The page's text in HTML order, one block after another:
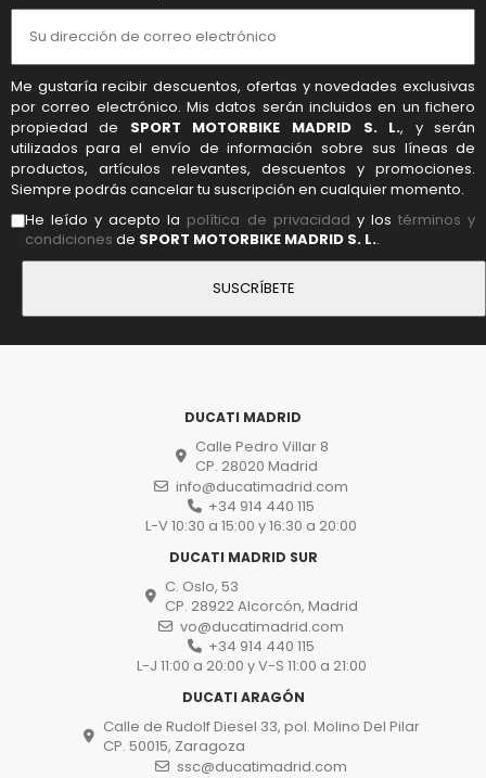
Me gustaría recibir descuentos, ofertas y novedades exclusivas
por correo electrónico. Mis datos serán incluidos en un fichero
propiedad de SPORT MOTORBIKE MADRID S. L., y serán
utilizados para el envío de información sobre sus líneas de
productos, artículos relevantes, descuentos y promociones.
Siempre podrás cancelar tu suscripción en cualquier momento.
He leído y acepto la política de privacidad y lostérminos y
condiciones de SPORT MOTORBIKE MADRID S. L..
DUCATI MADRID
Calle Pedro Villar 8
CP. 28020 Madrid
info@ducatimadrid.com
+34 914 440 115
L-V 10:30 a 15:00 y 16:30 a 20:00
DUCATI MADRID SUR
C. Oslo, 53
CP. 28922 Alcorcón, Madrid
vo@ducatimadrid.com
+34 914 440 115
L-J 11:00 a 20:00 y V-S 11:00 a 21:00
DUCATI ARAGÓN
Calle de Rudolf Diesel 33, pol. Molino Del Pilar
CP. 50015, Zaragoza
ssc@ducatimadrid.com